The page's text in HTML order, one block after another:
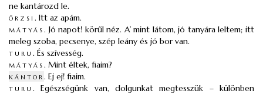
ne kantározd le.
örzsi . Itt az apám.
mátyás. Jó napot! körűl néz. A’ mint látom, jó tanyára leltem; itt
meleg szoba, pecsenye, szép leány és jó bor van.
turu . És szívesség.
mátyás. Mint éltek, fiaim?
kántor. Ej ej! fiaim.
turu .Egészségünk van, dolgunkat megtesszük – különben